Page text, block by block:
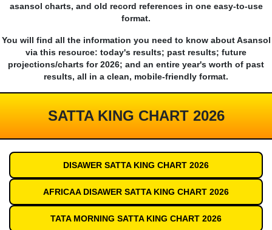
asansol charts, and old record references in one easy-to-use
format.
You will find all the information you need to know about Asansol
via this resource: today's results; past results; future
projections/charts for 2026; and an entire year's worth of past
results, all in a clean, mobile-friendly format.
SATTA KING CHART 2026
DISAWER SATTA KING CHART 2026
AFRICAA DISAWER SATTA KING CHART 2026
TATA MORNING SATTA KING CHART 2026